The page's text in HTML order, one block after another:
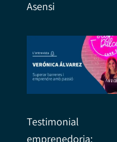
Asensi
Testimonial
emprenedoria: